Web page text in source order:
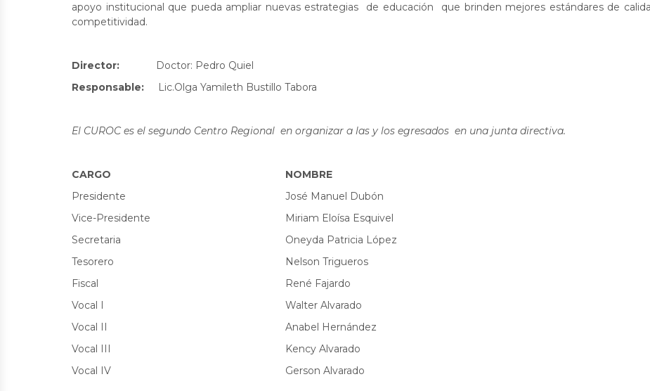
apoyo institucional que pueda ampliar nuevas estrategias de educación que brinden mejores estándares de
competitividad.
Director: Doctor: Pedro Quiel
Responsable:
Lic.Olga Yamileth Bustillo Tabora
El CUROC es el segundo Centro Regional en organizar a las y los egresados en una junta directiva.
CARGO
NOMBRE
Presidente
José Manuel Dubón
Vice-Presidente
Miriam Eloísa Esquivel
Secretaria
Oneyda Patricia López
Tesorero
Nelson Trigueros
Fiscal
René Fajardo
Vocal I
Walter Alvarado
Vocal II
Anabel Hernández
Vocal III
Kency Alvarado
Vocal IV
Gerson Alvarado